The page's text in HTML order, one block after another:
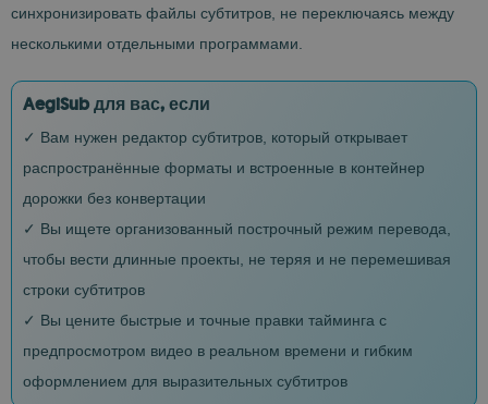
синхронизировать файлы субтитров, не переключаясь между
несколькими отдельными программами.
AegiSub для вас, если
✓ Вам нужен редактор субтитров, который открывает
распространённые форматы и встроенные в контейнер
дорожки без конвертации
✓ Вы ищете организованный построчный режим перевода,
чтобы вести длинные проекты, не теряя и не перемешивая
строки субтитров
✓ Вы цените быстрые и точные правки тайминга с
предпросмотром видео в реальном времени и гибким
оформлением для выразительных субтитров